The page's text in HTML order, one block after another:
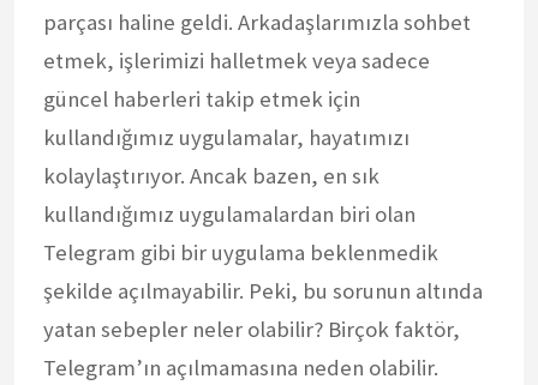
parçası haline geldi. Arkadaşlarımızla sohbet
etmek, işlerimizi halletmek veya sadece
güncel haberleri takip etmek için
kullandığımız uygulamalar, hayatımızı
kolaylaştırıyor. Ancak bazen, en sık
kullandığımız uygulamalardan biri olan
Telegram gibi bir uygulama beklenmedik
şekilde açılmayabilir. Peki, bu sorunun altında
yatan sebepler neler olabilir? Birçok faktör,
Telegram’ın açılmamasına neden olabilir.